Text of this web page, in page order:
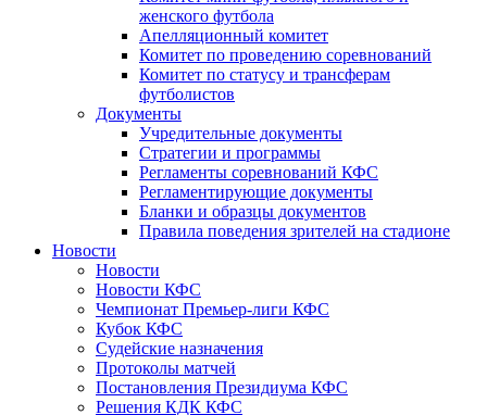
женского футбола
Апелляционный комитет
Комитет по проведению соревнований
Комитет по статусу и трансферам
футболистов
Документы
Учредительные документы
Стратегии и программы
Регламенты соревнований КФС
Регламентирующие документы
Бланки и образцы документов
Правила поведения зрителей на стадионе
Новости
Новости
Новости КФС
Чемпионат Премьер-лиги КФС
Кубок КФС
Судейские назначения
Протоколы матчей
Постановления Президиума КФС
Решения КДК КФС